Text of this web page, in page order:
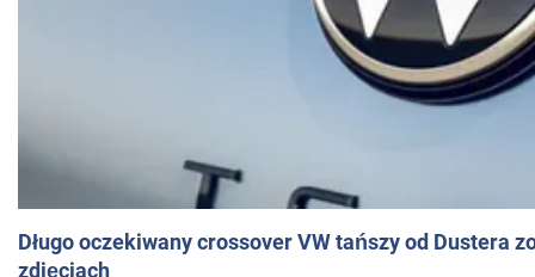
Długo oczekiwany crossover VW tańszy od Dustera
zdjęciach